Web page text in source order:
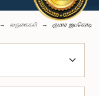
வருகைகள் குமார ஜயகொடி